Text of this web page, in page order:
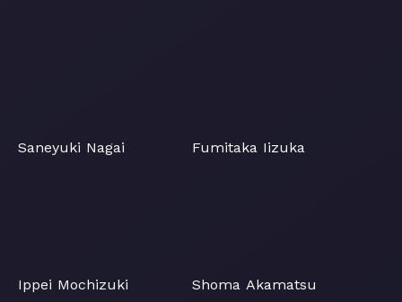
Saneyuki Nagai
Fumitaka Iizuka
Ippei Mochizuki
Shoma Akamatsu